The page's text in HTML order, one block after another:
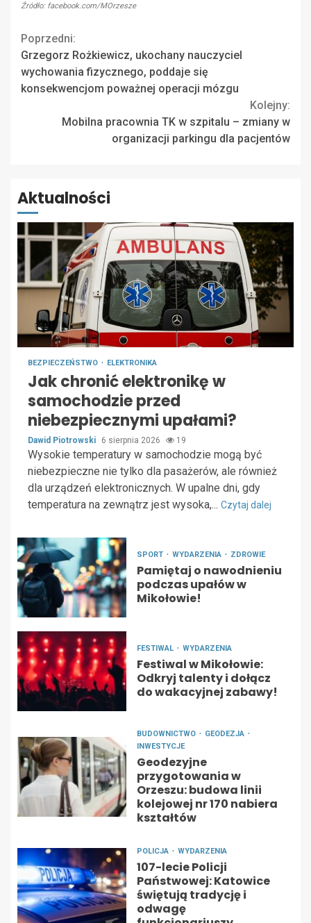
Źródło: facebook.com/MOrzesze
Continue
Reading
Poprzedni:
Grzegorz Rożkiewicz, ukochany nauczyciel
wychowania fizycznego, poddaje się
konsekwencjom poważnej operacji mózgu
Kolejny:
Mobilna pracownia TK w szpitalu – zmiany w
organizacji parkingu dla pacjentów
Aktualności
BEZPIECZEŃSTWO ELEKTRONIKA
Jak chronić elektronikę w
samochodzie przed
niebezpiecznymi upałami?
Dawid Piotrowski 6 sierpnia 2026 19
Wysokie temperatury w samochodzie mogą być
niebezpieczne nie tylko dla pasażerów, ale również
dla urządzeń elektronicznych. W upalne dni, gdy
temperatura na zewnątrz jest wysoka,... Czytaj dalej
SPORT WYDARZENIA ZDROWIE
Pamiętaj o nawodnieniu
podczas upałów w
Mikołowie!
FESTIWAL WYDARZENIA
Festiwal w Mikołowie:
Odkryj talenty i dołącz
do wakacyjnej zabawy!
BUDOWNICTWO
GEODEZJA
INWESTYCJE
Geodezyjne
przygotowania w
Orzeszu: budowa linii
kolejowej nr 170 nabiera
kształtów
POLICJA WYDARZENIA
107-lecie Policji
Państwowej: Katowice
świętują tradycję i
odwagę